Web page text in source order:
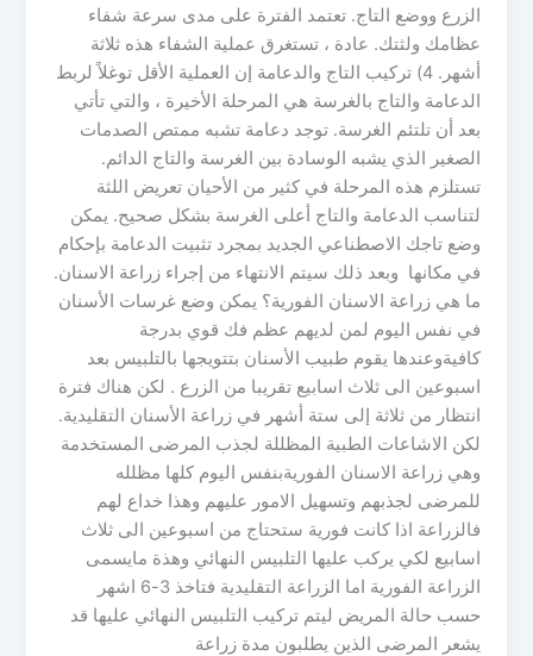
الزرع ووضع التاج. تعتمد الفترة على مدى سرعة شفاء
عظامك ولثتك. عادة ، تستغرق عملية الشفاء هذه ثلاثة
أشهر. 4) تركيب التاج والدعامة إن العملية الأقل توغلاً لربط
الدعامة والتاج بالغرسة هي المرحلة الأخيرة ، والتي تأتي
بعد أن تلتئم الغرسة. توجد دعامة تشبه ممتص الصدمات
الصغير الذي يشبه الوسادة بين الغرسة والتاج الدائم.
تستلزم هذه المرحلة في كثير من الأحيان تعريض اللثة
لتناسب الدعامة والتاج أعلى الغرسة بشكل صحيح. يمكن
وضع تاجك الاصطناعي الجديد بمجرد تثبيت الدعامة بإحكام
في مكانها وبعد ذلك سيتم الانتهاء من إجراء زراعة الاسنان.
ما هي زراعة الاسنان الفورية؟ يمكن وضع غرسات الأسنان
في نفس اليوم لمن لديهم عظم فك قوي بدرجة
كافيةوعندها يقوم طبيب الأسنان بتتويجها بالتلبيس بعد
اسبوعين الى ثلاث اسابيع تقريبا من الزرع . لكن هناك فترة
انتظار من ثلاثة إلى ستة أشهر في زراعة الأسنان التقليدية.
لكن الاشاعات الطبية المظللة لجذب المرضى المستخدمة
وهي زراعة الاسنان الفوريةبنفس اليوم كلها مظلله
للمرضى لجذبهم وتسهيل الامور عليهم وهذا خداع لهم
فالزراعة اذا كانت فورية ستحتاج من اسبوعين الى ثلاث
اسابيع لكي يركب عليها التلبيس النهائي وهذة مايسمى
الزراعة الفورية اما الزراعة التقليدية فتاخذ 3-6 اشهر
حسب حالة المريض ليتم تركيب التلبيس النهائي عليها قد
يشعر المرضى الذين يطلبون مدة زراعة